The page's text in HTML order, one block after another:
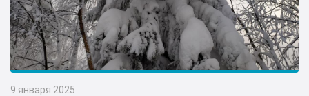
9 января 2025